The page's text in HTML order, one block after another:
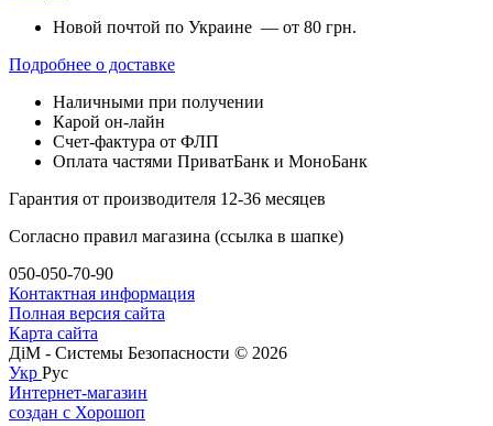
Новой почтой по Украине — от 80 грн.
Подробнее о доставке
Наличными при получении
Карой он-лайн
Счет-фактура от ФЛП
Оплата частями ПриватБанк и МоноБанк
Гарантия от производителя 12-36 месяцев
Согласно правил магазина (ссылка в шапке)
050-050-70-90
Контактная информация
Полная версия сайта
Карта сайта
ДіМ - Системы Безопасности © 2026
Укр Рус
Интернет-магазин
создан с Хорошоп